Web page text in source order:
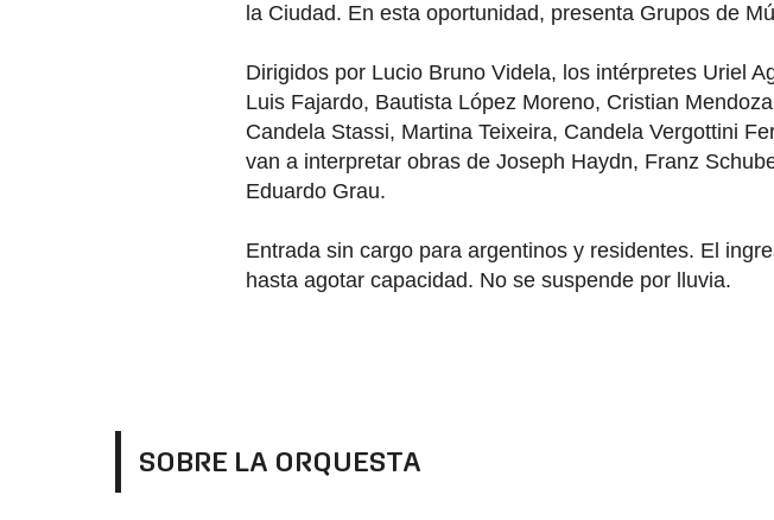
la Ciudad. En esta oportunidad, presenta Grupos de
Dirigidos por Lucio Bruno Videla, los intérpretes Uriel
Luis Fajardo, Bautista López Moreno, Cristian
Candela Stassi, Martina Teixeira, Candela Vergottini
van a interpretar obras de Joseph Haydn, Franz
Eduardo Grau.
Entrada sin cargo para argentinos y residentes. El
hasta agotar capacidad. No se suspende por lluvia.
SOBRE LA ORQUESTA